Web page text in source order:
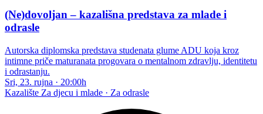
(Ne)dovoljan – kazališna predstava za mlade i
odrasle
Autorska diplomska predstava studenata glume ADU koja kroz
intimne priče maturanata progovara o mentalnom zdravlju, identitetu
i odrastanju.
Sri, 23. rujna · 20:00h
Kazalište Za djecu i mlade · Za odrasle